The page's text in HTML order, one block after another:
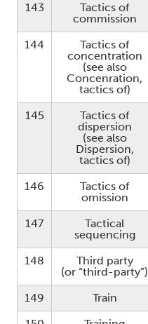
143
Tactics of
commission
144
Tactics of
concentration
(see also
Concenration,
tactics of)
145
Tactics of
dispersion
(see also
Dispersion,
tactics of)
146
Tactics of
omission
147
Tactical
sequencing
148
Third party
(or “third-party”)
149
Train